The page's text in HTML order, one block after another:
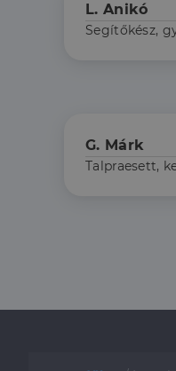
L. Anikó
Segítőkész,
G. Márk
Talpraesett,